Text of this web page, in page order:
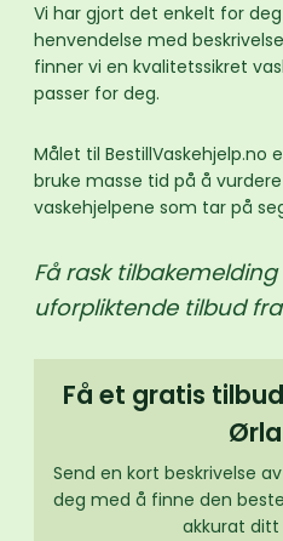
Vi har gjort det enkelt for
henvendelse med
finner vi en kvalitetssikret
passer for deg.
Målet til BestillVaskehjelp.no
bruke masse tid på å
vaskehjelpene som tar på
Få rask
uforpliktende tilbud
Få et gratis
Send en kort beskrivelse
deg med å finne den
akkurat ditt